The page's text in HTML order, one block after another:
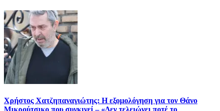
Χρήστος Χατζηπαναγιώτης: Η εξομολόγηση για τον Θάνο